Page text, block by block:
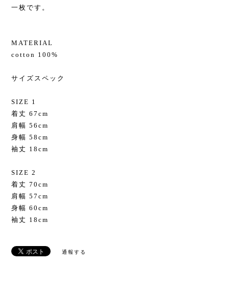
一枚です。
MATERIAL
cotton 100%
サイズスペック
SIZE 1
着丈 67cm
肩幅 56cm
身幅 58cm
袖丈 18cm
SIZE 2
着丈 70cm
肩幅 57cm
身幅 60cm
袖丈 18cm
通報する